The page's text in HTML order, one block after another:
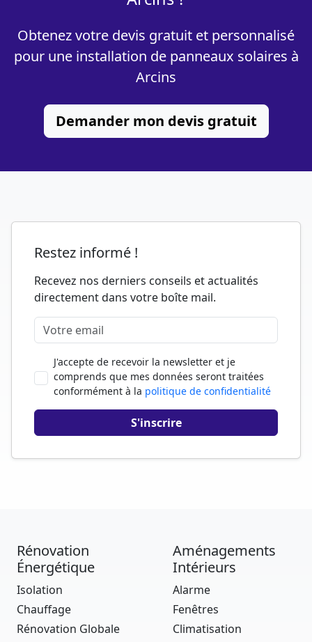
Obtenez votre devis gratuit et personnalisé
pour une installation de panneaux solaires à
Arcins
Demander mon devis gratuit
Restez informé !
Recevez nos derniers conseils et actualités
directement dans votre boîte mail.
J'accepte de recevoir la newsletter et je
comprends que mes données seront traitées
conformément à la politique de confidentialité
Rénovation
Énergétique
Isolation
Chauffage
Rénovation Globale
Aménagements
Intérieurs
Alarme
Fenêtres
Climatisation